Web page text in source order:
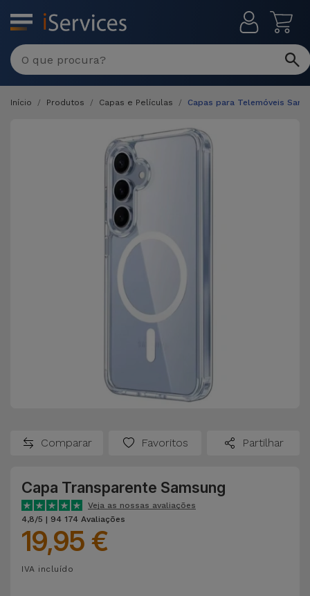
MENU
Início Produtos Capas e Películas Capas para Telemóveis
Comparar Favoritos Partilhar
Capa Transparente Samsung
Veja as nossas avaliações
4,8/5 | 94 174 Avaliações
19,95 €
IVA incluído